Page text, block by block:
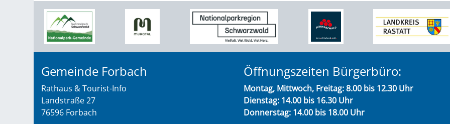
Gemeinde Forbach
Rathaus & Tourist-Info
Landstraße 27
76596 Forbach
Öffnungszeiten Bürgerbüro:
Montag, Mittwoch, Freitag: 8.00 bis 12.30 Uhr
Dienstag: 14.00 bis 16.30 Uhr
Donnerstag: 14.00 bis 18.00 Uhr